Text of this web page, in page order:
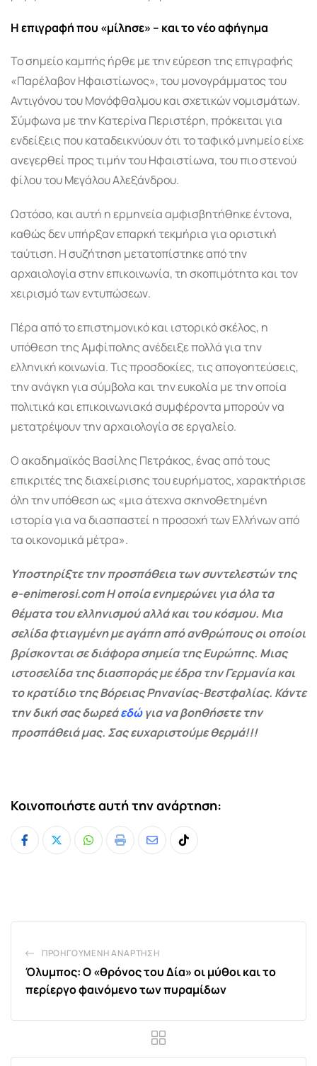
Η επιγραφή που «μίλησε» – και το νέο αφήγημα
Το σημείο καμπής ήρθε με την εύρεση της επιγραφής
«Παρέλαβον Ηφαιστίωνος», του μονογράμματος του
Αντιγόνου του Μονόφθαλμου και σχετικών νομισμάτων.
Σύμφωνα με την Κατερίνα Περιστέρη, πρόκειται για
ενδείξεις που καταδεικνύουν ότι το ταφικό μνημείο είχε
ανεγερθεί προς τιμήν του Ηφαιστίωνα, του πιο στενού
φίλου του Μεγάλου Αλεξάνδρου.
Ωστόσο, και αυτή η ερμηνεία αμφισβητήθηκε έντονα,
καθώς δεν υπήρξαν επαρκή τεκμήρια για οριστική
ταύτιση. Η συζήτηση μετατοπίστηκε από την
αρχαιολογία στην επικοινωνία, τη σκοπιμότητα και τον
χειρισμό των εντυπώσεων.
Πέρα από το επιστημονικό και ιστορικό σκέλος, η
υπόθεση της Αμφίπολης ανέδειξε πολλά για την
ελληνική κοινωνία. Τις προσδοκίες, τις απογοητεύσεις,
την ανάγκη για σύμβολα και την ευκολία με την οποία
πολιτικά και επικοινωνιακά συμφέροντα μπορούν να
μετατρέψουν την αρχαιολογία σε εργαλείο.
Ο ακαδημαϊκός Βασίλης Πετράκος, ένας από τους
επικριτές της διαχείρισης του ευρήματος, χαρακτήρισε
όλη την υπόθεση ως «μια άτεχνα σκηνοθετημένη
ιστορία για να διασπαστεί η προσοχή των Ελλήνων από
τα οικονομικά μέτρα».
Υποστηρίξτε την προσπάθεια των συντελεστών της
e-enimerosi.com Η οποία ενημερώνει για όλα τα
θέματα του ελληνισμού αλλά και του κόσμου. Μια
σελίδα φτιαγμένη με αγάπη από ανθρώπους οι οποίοι
βρίσκονται σε διάφορα σημεία της Ευρώπης. Μιας
ιστοσελίδα της διασποράς με έδρα την Γερμανία και
το κρατίδιο της Βόρειας Ρηνανίας-Βεστφαλίας. Κάντε
την δική σας δωρεάεδώγια να βοηθήσετε την
προσπάθειά μας. Σας ευχαριστούμε θερμά!!!
Κοινοποιήστε αυτή την ανάρτηση:
Whatsapp
Print
ShareTiktok
ΠΡΟΗΓΟΎΜΕΝΗ ΑΝΆΡΤΗΣΗ
Όλυμπος: Ο «θρόνος του Δία» οι μύθοι και το
περίεργο φαινόμενο των πυραμίδων